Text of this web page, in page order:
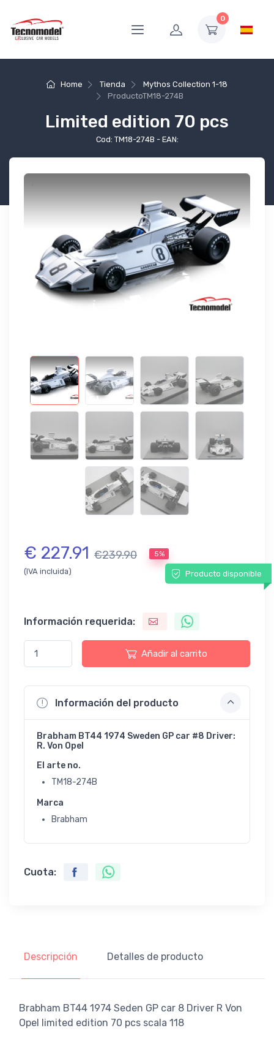
0
Home Tienda
Mythos Collection 1-18
ProductoTM18-274B
Limited edition 70 pcs
Cod: TM18-274B - EAN:
€ 227.91 €239.90 5%
(IVA incluida) Producto disponible
Información requerida:
Añadir al carrito
Información del producto
Brabham BT44 1974 Sweden GP car #8 Driver:
R. Von Opel
El arte no.
TM18-274B
Marca
Brabham
Cuota:
Descripción Detalles de producto
Brabham BT44 1974 Seden GP car 8 Driver R Von
Opel limited edition 70 pcs scala 118